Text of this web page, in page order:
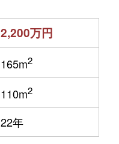
2,200万円
165m2
110m2
22年